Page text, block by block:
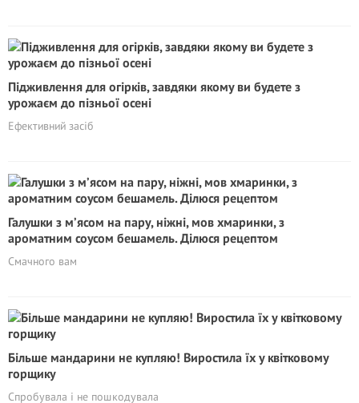
Підживлення для огірків, завдяки якому ви будете з
урожаєм до пізньої осені
Ефективний засіб
Галушки з м’ясом на пару, ніжні, мов хмаринки, з
ароматним соусом бешамель. Ділюся рецептом
Смачного вам
Більше мандарини не купляю! Виростила їх у квітковому
горщику
Спробувала і не пошкодувала